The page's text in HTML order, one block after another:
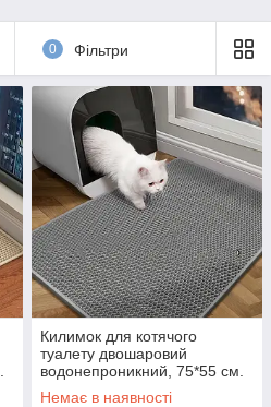
0 Фільтри
Килимок для котячого
туалету двошаровий
водонепроникний, 75*55 см.
Сірий
Немає в наявності